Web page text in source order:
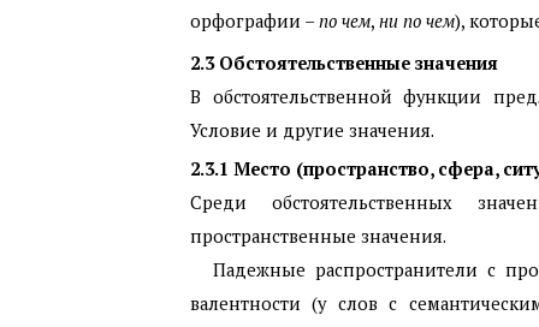
орфографии –по чем, ни по чем),
2.3 Обстоятельственные значения
В обстоятельственной функции
Условие и другие значения.
2.3.1 Место (пространство, сфера,
Среди обстоятельственных
пространственные значения.
Падежные распространители с
валентности (у слов с